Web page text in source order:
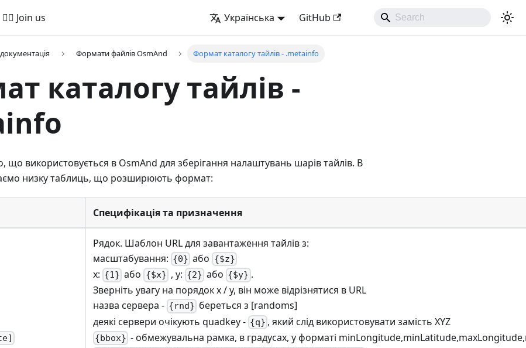
🚵‍♂️ Join us Українська GitHub
Формати файлів OsmAnd Формат каталогу тайлів - .metainfo
каталогу тайлів -
використовується в OsmAnd для зберігання налаштувань шарів тайлів. В
низку таблиць, що розширюють формат:
Специфікація та призначення
Рядок. Шаблон URL для завантаження тайлів з:
масштабування: {0} або {$z}
x: {1} або {$x} , y: {2} або {$y} .
Зверніть увагу на порядок x / y, він може відрізнятися в URL
назва сервера - {rnd} береться з [randoms]
деякі сервери очікують quadkey - {q} , який слід використовувати замість XYZ
{bbox} - обмежувальна рамка, в градусах, у форматі